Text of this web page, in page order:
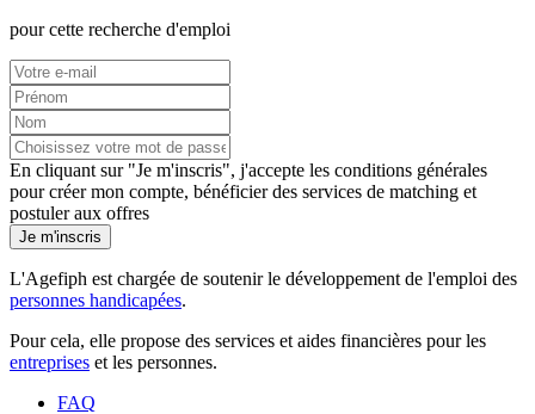
pour cette recherche d'emploi
En cliquant sur "Je m'inscris", j'accepte les conditions générales
pour créer mon compte, bénéficier des services de matching et
postuler aux offres
Je m'inscris
L'Agefiph est chargée de soutenir le développement de l'emploi des
personnes handicapées.
Pour cela, elle propose des services et aides financières pour les
entreprises et les personnes.
FAQ